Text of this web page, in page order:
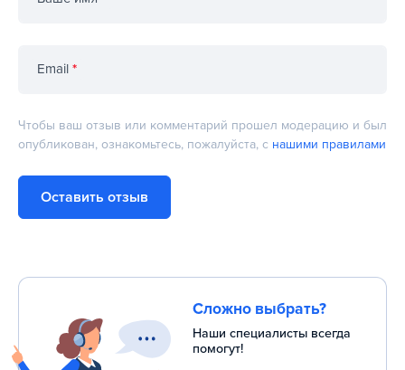
Email *
Чтобы ваш отзыв или комментарий прошел модерацию и был
опубликован, ознакомьтесь, пожалуйста, с нашими правилами
Оставить отзыв
Сложно выбрать?
Наши специалисты всегда
помогут!